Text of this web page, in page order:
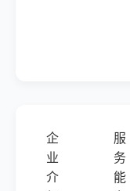
企
业
介
服
务
能